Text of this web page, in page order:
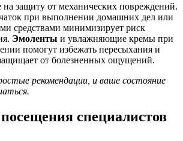
защиту от механических повреждений.
при выполнении домашних дел или
средствами минимизирует риск
Эмоленты и увлажняющие кремы при
помогут избежать пересыхания и
от болезненных ощущений.
рекомендации, и ваше состояние
специалистов